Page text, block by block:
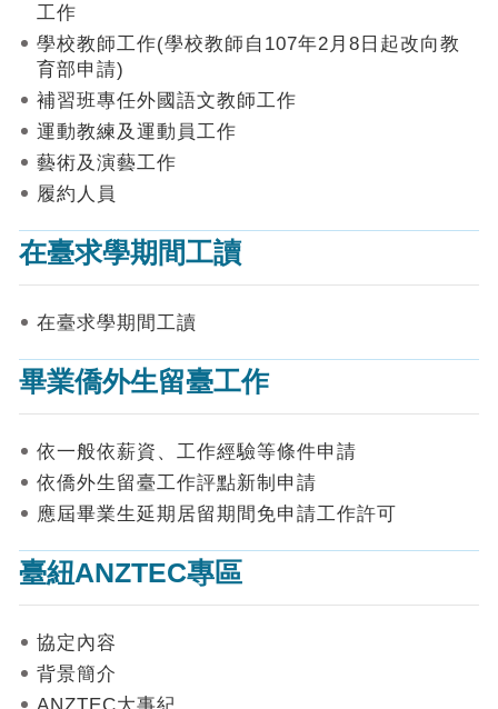
機
申
請
表
上
申
請
請
進
詢
見
答
統
數
據
工作
學校教師工作(學校教師自107年2月8日起改向教
育部申請)
補習班專任外國語文教師工作
運動教練及運動員工作
藝術及演藝工作
履約人員
在臺求學期間工讀
在臺求學期間工讀
畢業僑外生留臺工作
依一般依薪資、工作經驗等條件申請
依僑外生留臺工作評點新制申請
應屆畢業生延期居留期間免申請工作許可
臺紐ANZTEC專區
協定內容
背景簡介